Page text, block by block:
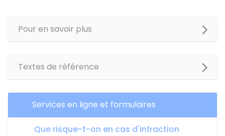
Pour en savoir plus
Textes de référence
Services en ligne et formulaires
Que risque-t-on en cas d'infraction